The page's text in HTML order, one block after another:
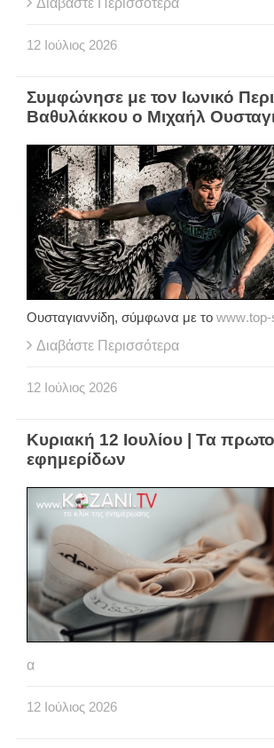
12 Ιούλιος 2026
Συμφώνησε με τον Ιωνικό
Βαθυλάκκου ο Μιχαήλ
Ουσταγιαννίδη, σύμφωνα με το www.top-
Διαβάστε Περισσότερα
12 Ιούλιος 2026
Κυριακή 12 Ιουλίου | Τα
εφημερίδων
α
12 Ιούλιος 2026